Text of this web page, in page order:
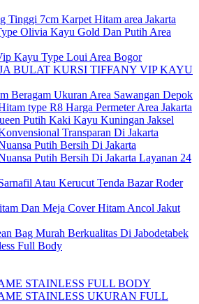
Tinggi 7cm Karpet Hitam area Jakarta
Olivia Kayu Gold Dan Putih Area
Kayu Type Loui Area Bogor
BULAT KURSI TIFFANY VIP KAYU
Beragam Ukuran Area Sawangan Depok
type R8 Harga Permeter Area Jakarta
Putih Kaki Kayu Kuningan Jaksel
Transparan Di Jakarta
Putih Bersih Di Jakarta
Putih Bersih Di Jakarta Layanan 24
Atau Kerucut Tenda Bazar Roder
Dan Meja Cover Hitam Ancol Jakut
Bag Murah Berkualitas Di Jabodetabek
Full Body
STAINLESS FULL BODY
STAINLESS UKURAN FULL